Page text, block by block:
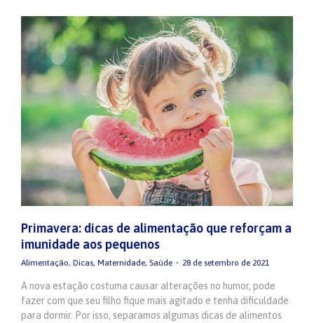
Primavera: dicas de alimentação que reforçam a
imunidade aos pequenos
Alimentação, Dicas, Maternidade, Saúde 28 de setembro de 2021
A nova estação costuma causar alterações no humor, pode
fazer com que seu filho fique mais agitado e tenha dificuldade
para dormir. Por isso, separamos algumas dicas de alimentos